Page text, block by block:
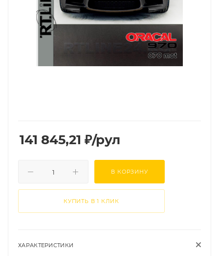
141 845,21 ₽/рул
В КОРЗИНУ
КУПИТЬ В 1 КЛИК
ХАРАКТЕРИСТИКИ